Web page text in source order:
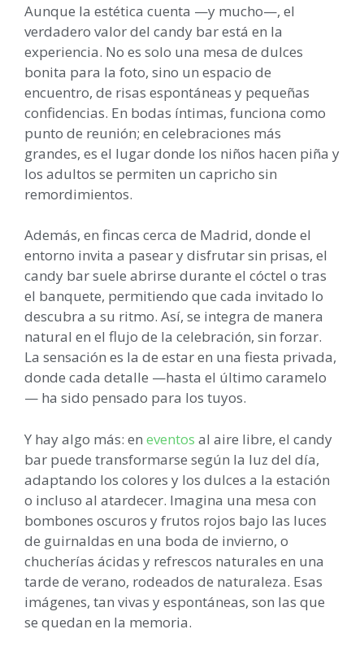
Aunque la estética cuenta —y mucho—, el
verdadero valor del candy bar está en la
experiencia. No es solo una mesa de dulces
bonita para la foto, sino un espacio de
encuentro, de risas espontáneas y pequeñas
confidencias. En bodas íntimas, funciona como
punto de reunión; en celebraciones más
grandes, es el lugar donde los niños hacen piña y
los adultos se permiten un capricho sin
remordimientos.
Además, en fincas cerca de Madrid, donde el
entorno invita a pasear y disfrutar sin prisas, el
candy bar suele abrirse durante el cóctel o tras
el banquete, permitiendo que cada invitado lo
descubra a su ritmo. Así, se integra de manera
natural en el flujo de la celebración, sin forzar.
La sensación es la de estar en una fiesta privada,
donde cada detalle —hasta el último caramelo
— ha sido pensado para los tuyos.
Y hay algo más: en eventos al aire libre, el candy
bar puede transformarse según la luz del día,
adaptando los colores y los dulces a la estación
o incluso al atardecer. Imagina una mesa con
bombones oscuros y frutos rojos bajo las luces
de guirnaldas en una boda de invierno, o
chucherías ácidas y refrescos naturales en una
tarde de verano, rodeados de naturaleza. Esas
imágenes, tan vivas y espontáneas, son las que
se quedan en la memoria.